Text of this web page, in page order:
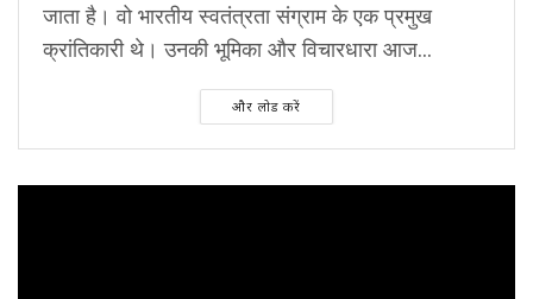
जाता है। वो भारतीय स्वतंत्रता संग्राम के एक प्रमुख
क्रांतिकारी थे। उनकी भूमिका और विचारधारा आज...
और लोड करें